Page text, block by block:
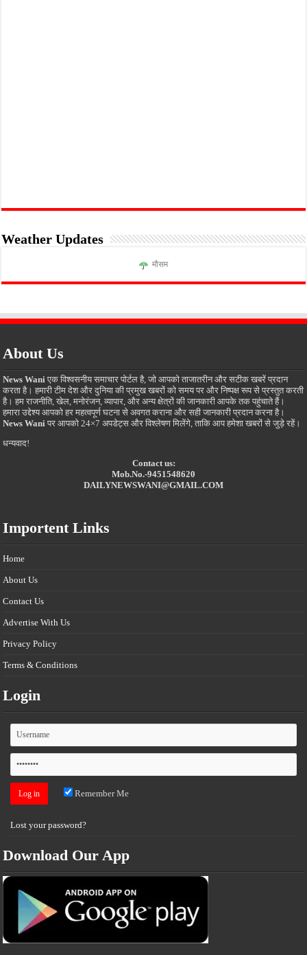
Weather Updates
मौसम
About Us
News Wani एक विश्वसनीय समाचार पोर्टल है, जो आपको ताजातरीन और सटीक खबरें प्रदान
करता है। हमारी टीम देश और दुनिया की प्रमुख खबरों को समय पर और निष्पक्ष रूप से प्रस्तुत करती
है। हम राजनीति, खेल, मनोरंजन, व्यापार, और अन्य क्षेत्रों की जानकारी आपके तक पहुंचाते हैं।
हमारा उद्देश्य आपको हर महत्वपूर्ण घटना से अवगत कराना और सही जानकारी प्रदान करना है।
News Wani पर आपको 24×7 अपडेट्स और विश्लेषण मिलेंगे, ताकि आप हमेशा खबरों से जुड़े रहें।
धन्यवाद!
Contact us:
Mob.No.-9451548620
DAILYNEWSWANI@GMAIL.COM
Importent Links
Home
About Us
Contact Us
Advertise With Us
Privacy Policy
Terms & Conditions
Login
Remember Me
Lost your password?
Download Our App